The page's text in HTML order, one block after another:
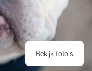
Bekijk foto's